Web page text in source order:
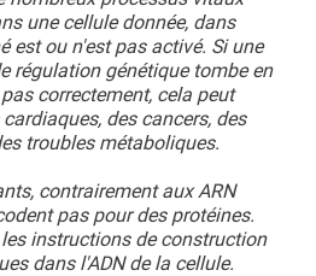
une cellule donnée, dans
est ou n'est pas activé. Si une
régulation génétique tombe en
correctement, cela peut
des cancers, des
troubles métaboliques.
contrairement aux ARN
pas pour des protéines.
instructions de construction
dans l'ADN de la cellule.